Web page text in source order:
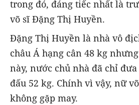
trong đó, đáng tiếc nhất là
võ sĩ Đặng Thị Huyền.
Đặng Thị Huyền là nhà vô
châu Á hạng cân 48 kg
này, nước chủ nhà đã chỉ
đấu 52 kg. Chính vì vậy, nữ
không gặp may.